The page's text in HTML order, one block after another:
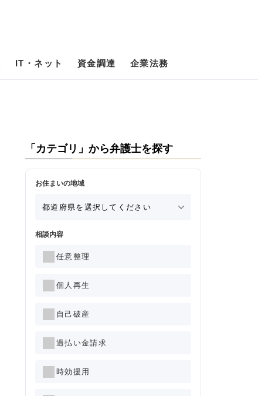
IT・ネット 資金調達 企業法務
「カテゴリ」から弁護士を探す
お住まいの地域
相談内容
任意整理
個人再生
自己破産
過払い金請求
時効援用